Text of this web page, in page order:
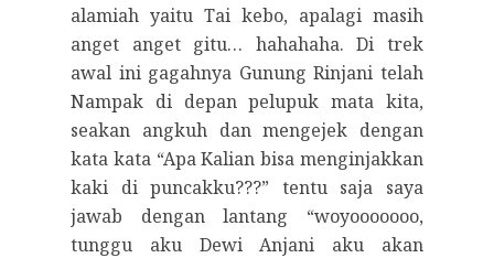
alamiah yaitu Tai kebo, apalagi masih
anget anget gitu… hahahaha. Di trek
awal ini gagahnya Gunung Rinjani telah
Nampak di depan pelupuk mata kita,
seakan angkuh dan mengejek dengan
kata kata “Apa Kalian bisa menginjakkan
kaki di puncakku???” tentu saja saya
jawab dengan lantang “woyooooooo,
tunggu aku Dewi Anjani aku akan